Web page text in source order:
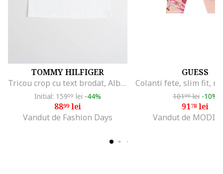
TOMMY HILFIGER
Tricou crop cu text brodat, Albastru ultramarin/Alb optic
Initial: 15999 lei -44%
8899lei
Vandut de Fashion Days
GUESS
10199lei -10%
9178 lei
Vandut de